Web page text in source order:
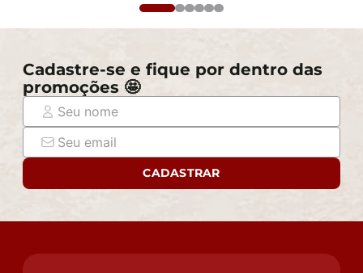
Cadastre-se e fique por dentro das
promoções 🤩
CADASTRAR